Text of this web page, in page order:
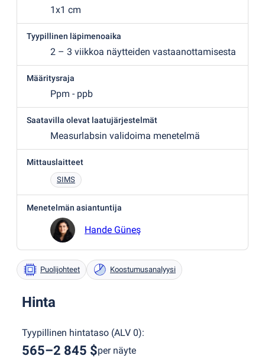
1x1 cm
Tyypillinen läpimenoaika
2 – 3 viikkoa näytteiden vastaanottamisesta
Määritysraja
Ppm - ppb
Saatavilla olevat laatujärjestelmät
Measurlabsin validoima menetelmä
Mittauslaitteet
SIMS
Menetelmän asiantuntija
Hande Güneş
Puolijohteet Koostumusanalyysi
Hinta
Tyypillinen hintataso (ALV 0):
565–2 845 $per näyte